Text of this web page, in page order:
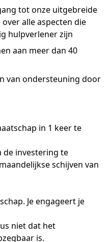
tot onze uitgebreide
alle aspecten die
hulpverlener zijn
aan meer dan 40
van ondersteuning door
in 1 keer te
de investering te
schijven van
Je engageert je
niet dat het
is.